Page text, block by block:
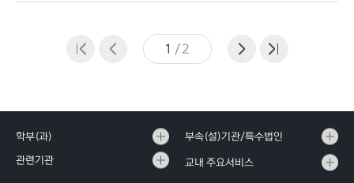
1 /2
학부(과) 부속(설)기관/특수법인
관련기관 교내 주요서비스